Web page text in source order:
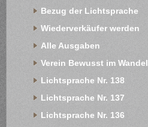
Bezug der Lichtsprache
Wiederverkäufer werden
Alle Ausgaben
Verein Bewusst im Wandel
Lichtsprache Nr. 138
Lichtsprache Nr. 137
Lichtsprache Nr. 136